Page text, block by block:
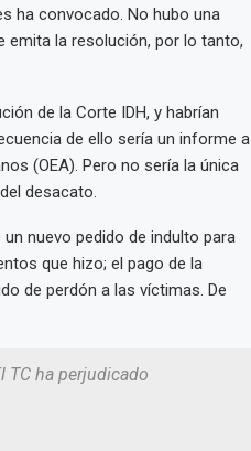
ha convocado. No hubo una
emita la resolución, por lo tanto,
de la Corte IDH, y habrían
de ello sería un informe a
(OEA). Pero no sería la única
desacato.
nuevo pedido de indulto para
que hizo; el pago de la
de perdón a las víctimas. De
TC ha perjudicado